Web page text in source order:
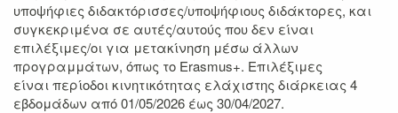
υποψήφιες διδακτόρισσες/υποψήφιους διδάκτορες, και
συγκεκριμένα σε αυτές/αυτούς που δεν είναι
επιλέξιμες/οι για μετακίνηση μέσω άλλων
προγραμμάτων, όπως το Erasmus+. Επιλέξιμες
είναι περίοδοι κινητικότητας ελάχιστης διάρκειας 4
εβδομάδων από 01/05/2026 έως 30/04/2027.